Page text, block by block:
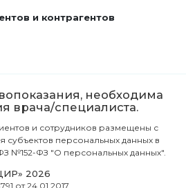
и контрагентов
необходима
врача/специалиста.
и сотрудников размещены с
субъектов персональных данных в
ФЗ №152-ФЗ "О персональных данных".
2026
от 24.01.2017